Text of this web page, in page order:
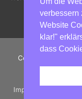
Copyright © 2026
Impressum |
verbessern
Website
klar!"
dass